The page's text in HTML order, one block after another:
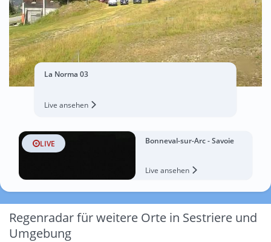
La Norma 03
Live ansehen
LIVE Bonneval-sur-Arc - Savoie
Live ansehen
Regenradar für weitere Orte in Sestriere und
Umgebung